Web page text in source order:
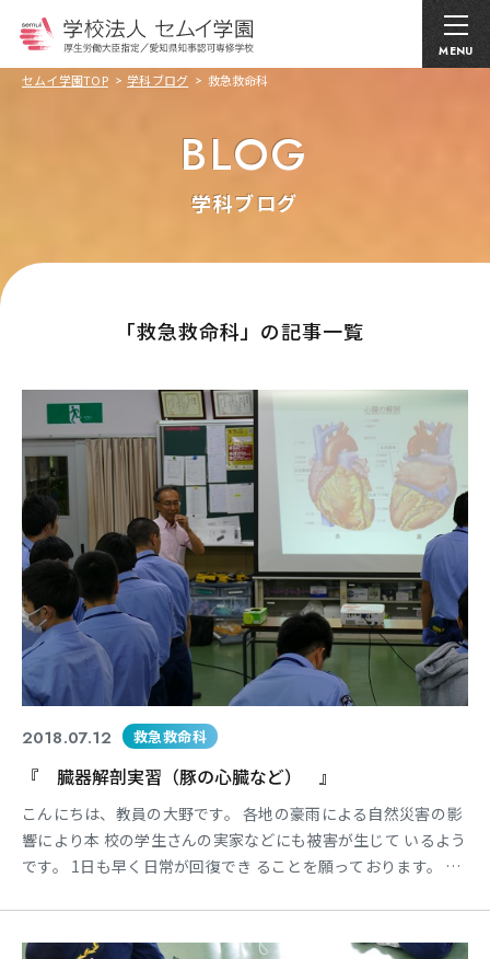
MENU
セムイ学園TOP 学科ブログ 救急救命科
BLOG
学科ブログ
｢救急救命科」の記事一覧
2018.07.12 救急救命科
『 臓器解剖実習（豚の心臓など） 』
こんにちは、教員の大野です。 各地の豪雨による自然災害の影
響により本 校の学生さんの実家などにも被害が生じて いるよう
です。 1日も早く日常が回復でき ることを願っております。 今
て、疾病の理解に反映させる意味で「解剖 生理学」が重要にな